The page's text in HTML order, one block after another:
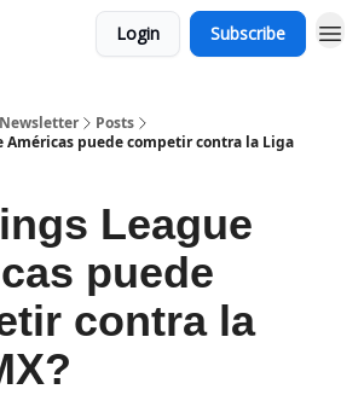
Login Subscribe
Posts
Américas puede competir contra la Liga
League
puede
contra la